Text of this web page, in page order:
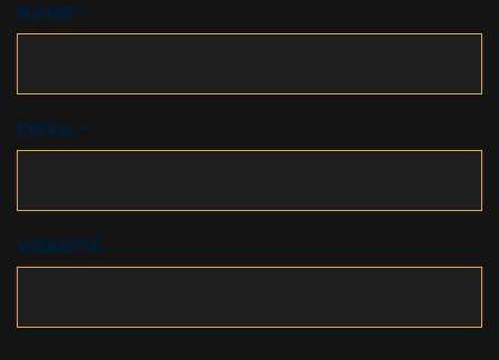
NAME *
EMAIL *
WEBSITE